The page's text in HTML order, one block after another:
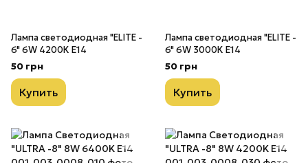
Лампа светодиодная "ELITE -
6" 6W 4200К Е14
50 грн
Купить
Лампа светодиодная "ELITE -
6" 6W 3000К Е14
50 грн
Купить